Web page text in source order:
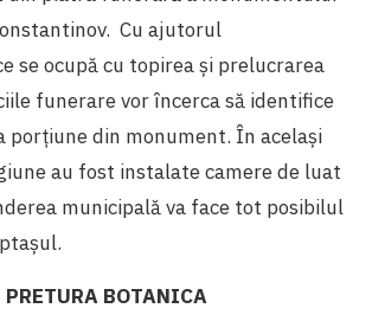
Cu ajutorul
se ocupă cu topirea și prelucrarea
funerare vor încerca să identifice
porțiune din monument. În același
au fost instalate camere de luat
municipală va face tot posibilul
PRETURA BOTANICA